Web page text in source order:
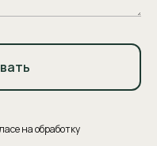
на обработку